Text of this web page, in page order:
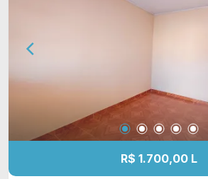
R$ 1.700,00 L